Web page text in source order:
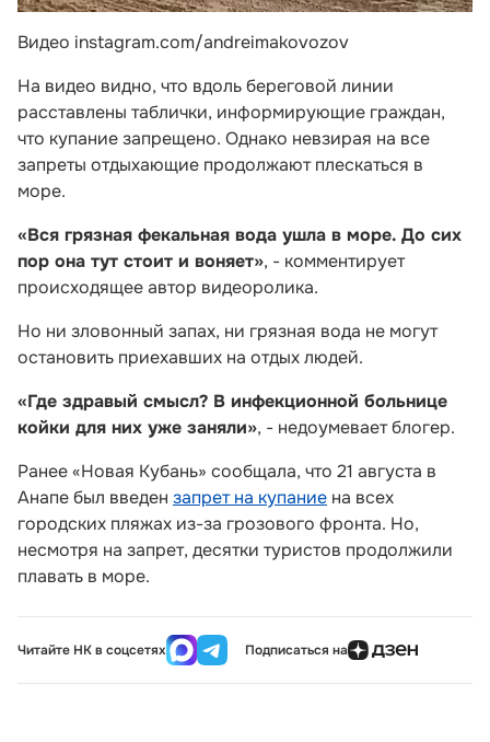
Видео instagram.com/andreimakovozov
На видео видно, что вдоль береговой линии
расставлены таблички, информирующие граждан,
что купание запрещено. Однако невзирая на все
запреты отдыхающие продолжают плескаться в
море.
«Вся грязная фекальная вода ушла в море. До сих
пор она тут стоит и воняет», - комментирует
происходящее автор видеоролика.
Но ни зловонный запах, ни грязная вода не могут
остановить приехавших на отдых людей.
«Где здравый смысл? В инфекционной больнице
койки для них уже заняли», - недоумевает блогер.
Ранее «Новая Кубань» сообщала, что 21 августа в
Анапе был введен запрет на купание на всех
городских пляжах из-за грозового фронта. Но,
несмотря на запрет, десятки туристов продолжили
плавать в море.
Читайте НК в соцсетях Подписаться на